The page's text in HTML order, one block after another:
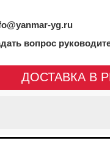
yg.ru
вопрос
ДОСТАВКА В